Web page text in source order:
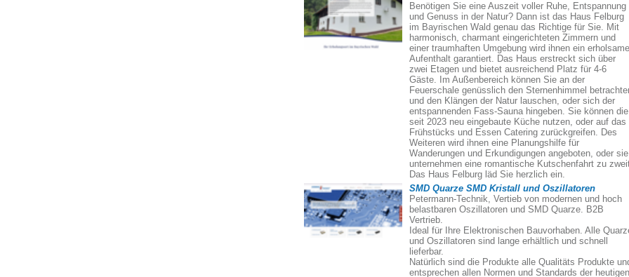
Benötigen Sie eine Auszeit voller Ruhe, Entspannung
und Genuss in der Natur? Dann ist das Haus Felburg
im Bayrischen Wald genau das Richtige für Sie. Mit
harmonisch, charmant eingerichteten Zimmern und
einer traumhaften Umgebung wird ihnen ein
Aufenthalt garantiert. Das Haus erstreckt sich über
zwei Etagen und bietet ausreichend Platz für 4-6
Gäste. Im Außenbereich können Sie an der
Feuerschale genüsslich den Sternenhimmel
und den Klängen der Natur lauschen, oder sich der
entspannenden Fass-Sauna hingeben. Sie können die
seit 2023 neu eingebaute Küche nutzen, oder auf das
Frühstücks und Essen Catering zurückgreifen. Des
Weiteren wird ihnen eine Planungshilfe für
Wanderungen und Erkundigungen angeboten, oder sie
unternehmen eine romantische Kutschenfahrt zu
Das Haus Felburg läd Sie herzlich ein.
SMD Quarze SMD Kristall und Oszillatoren
Petermann-Technik, Vertieb von modernen und hoch
belastbaren Oszillatoren und SMD Quarze. B2B
Vertrieb.
Ideal für Ihre Elektronischen Bauvorhaben. Alle
und Oszillatoren sind lange erhältlich und schnell
lieferbar.
Natürlich sind die Produkte alle Qualitäts Produkte
entsprechen allen Normen und Standards der heutigen